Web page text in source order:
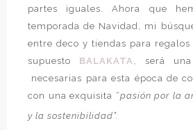
partes iguales. Ahora que
temporada de Navidad, mi
entre deco y tiendas para
supuesto BALAKATA,
será
necesarias para esta época de
con una exquisita “pasión por la
y la sostenibilidad”.